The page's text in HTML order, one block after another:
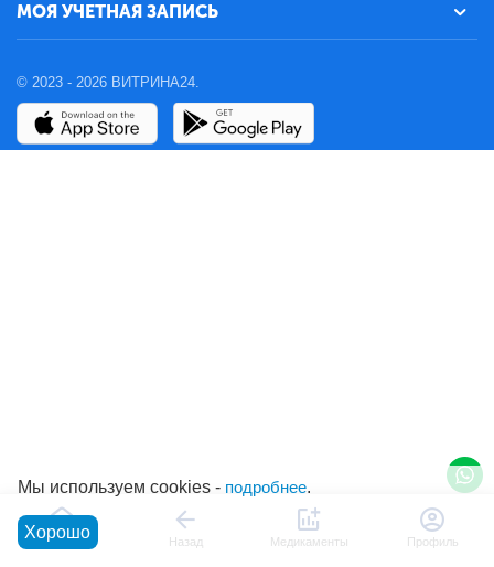
МОЯ УЧЕТНАЯ ЗАПИСЬ
© 2023 - 2026 ВИТРИНА24.
Главная Назад Медикаменты Профиль
Мы используем cookies - подробнее.
Хорошо